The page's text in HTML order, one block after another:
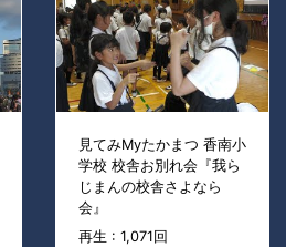
見てみMyたかまつ 香南小
学校 校舎お別れ会『我ら
じまんの校舎さよなら
会』
再生 : 1,071回